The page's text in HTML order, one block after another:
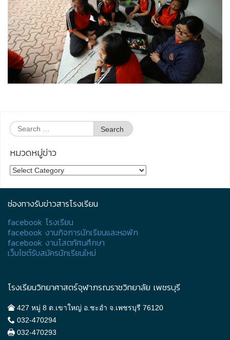
Search
for:
หมวดหมู่ข่าว
หมวด
ช่องทางรับข่าวสารโรงเรียน
facebook โรงเรียน
facebook งานกิจการนักเรียนและหอพัก
facebook งานโสตทัศนศึกษา
เว็บไซต์รับสมัครนักเรียนใหม่
โรงเรียนวิทยาศาสตร์จุฬาภรณราชวิทยาลัย เพชรบุรี
427 หมู่ 8 ต.เขาใหญ่ อ.ชะอำ จ.เพชรบุรี 76120
032-470294
032-470293